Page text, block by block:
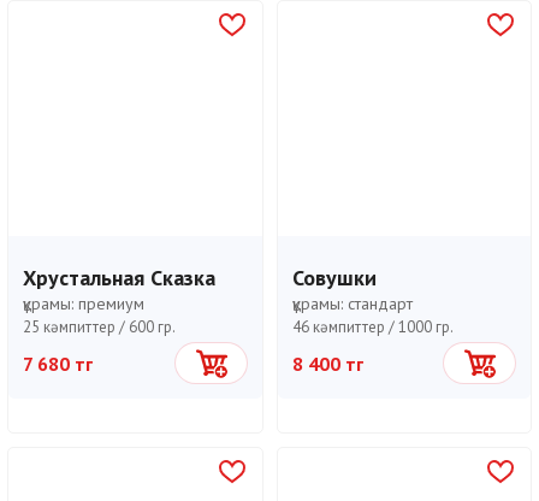
Хрустальная Сказка
құрамы: премиум
25 кәмпиттер / 600 гр.
7 680 тг Себетке
Совушки
құрамы: стандарт
46 кәмпиттер /1000 гр.
8 400 тг Себетке